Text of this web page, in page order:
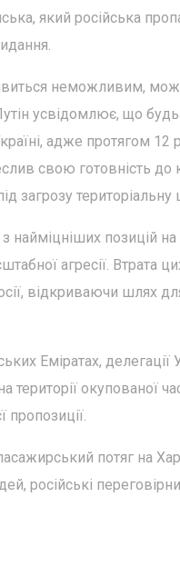
який російська
неможливим,
усвідомлює, що
адже протягом 12
свою готовність до
територіальну
найміцніших позицій на
агресії. Втрата
відкриваючи шлях
Еміратах,
території окупованої
пропозиції.
потяг на
російські